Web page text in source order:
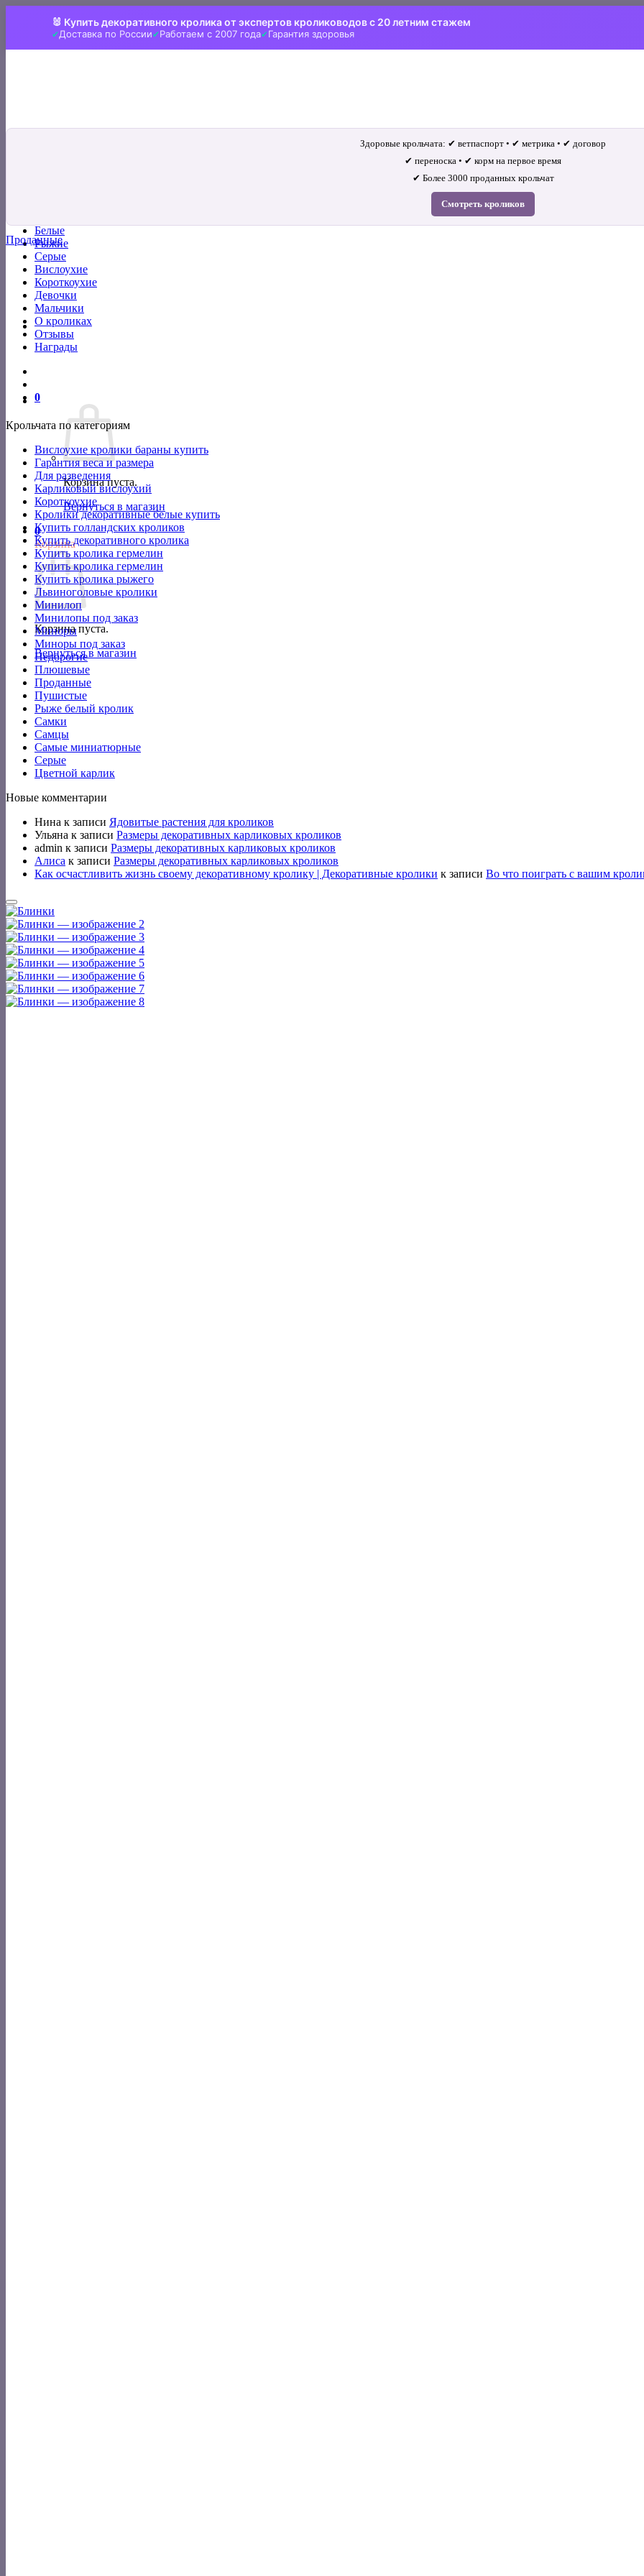
🐰 Купить декоративного кролика от экспертов кролиководов с 20 летним стажем
Доставка по России Работаем с 2007 года Гарантия здоровья
Белые
Рыжие
Серые
Вислоухие
Короткоухие
Девочки
Мальчики
О кроликах
Отзывы
Награды
0
Корзина пуста.
Вернуться в магазин
0
Корзина
Корзина пуста.
Вернуться в магазин
Здоровые крольчата: ✔ ветпаспорт • ✔ метрика • ✔ договор
✔ переноска • ✔ корм на первое время
✔ Более 3000 проданных крольчат
Смотреть кроликов
Проданные
Крольчата по категориям
Вислоухие кролики бараны купить
Гарантия веса и размера
Для разведения
Карликовый вислоухий
Короткоухие
Кролики декоративные белые купить
Купить голландских кроликов
Купить декоративного кролика
Купить кролика гермелин
Купить кролика гермелин
Купить кролика рыжего
Львиноголовые кролики
Минилоп
Минилопы под заказ
Миноры
Миноры под заказ
Недорогие
Плюшевые
Проданные
Пушистые
Рыже белый кролик
Самки
Самцы
Самые миниатюрные
Серые
Цветной карлик
Новые комментарии
Нина к записи Ядовитые растения для кроликов
Ульяна к записи Размеры декоративных карликовых кроликов
admin к записи Размеры декоративных карликовых кроликов
Алиса к записи Размеры декоративных карликовых кроликов
Как осчастливить жизнь своему декоративному кролику | Декоративные кролики к записи Во что поиграть с вашим